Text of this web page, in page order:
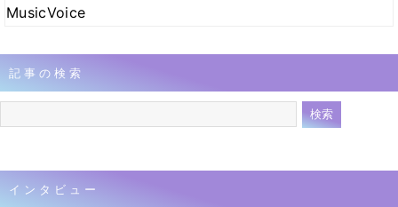
MusicVoice
記事の検索
インタビュー